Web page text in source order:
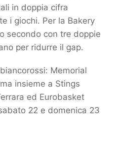
in doppia cifra
i giochi. Per la Bakery
secondo con tre doppie
per ridurre il gap.
Memorial
insieme a Stings
ed Eurobasket
22 e domenica 23